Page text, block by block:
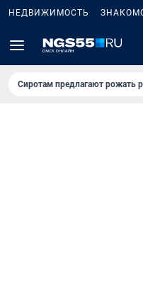
НЕДВИЖИМОСТЬ
Сиротам предлагают рожать